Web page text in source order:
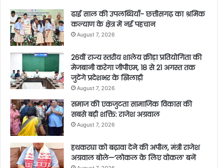
ढाई साल की उपलब्धियाँ- छत्तीसगढ़ का श्रमिक
कल्याण के क्षेत्र में नई पहचान
August 7, 2026
26वीं राज्य स्तरीय शालेय क्रीड़ा प्रतियोगिता की
मेजबानी करेगा जीपीएम, 18 से 21 अगस्त तक
जुटेंगे प्रदेशभर के खिलाड़ी
August 7, 2026
समाज की एकजुटता सामाजिक विकास की
सबसे बड़ी शक्ति: राजेश अग्रवाल
August 7, 2026
हथकरघा को बढ़ावा देने की अपील, मंत्री राजेश
अग्रवाल बोले—‘लोकल के लिए वोकल’ बनें